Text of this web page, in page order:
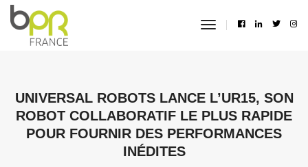
toggle
UNIVERSAL ROBOTS LANCE L’UR15, SON
ROBOT COLLABORATIF LE PLUS RAPIDE
POUR FOURNIR DES PERFORMANCES
INÉDITES